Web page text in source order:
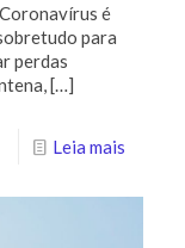
é
para
perdas
[…]
Leia mais